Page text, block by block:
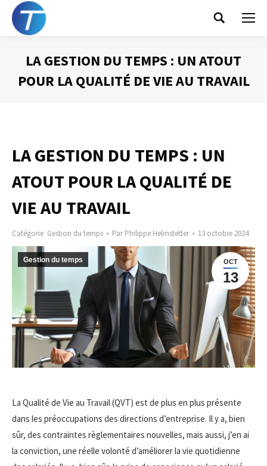
Search:
LA GESTION DU TEMPS : UN ATOUT
POUR LA QUALITÉ DE VIE AU TRAVAIL
LA GESTION DU TEMPS : UN
ATOUT POUR LA QUALITÉ DE
VIE AU TRAVAIL
Catégorie Gestion du temps ParPhilippe Helmstetter 13 octobre 2024
OCT
13
Gestion du temps
La Qualité de Vie au Travail (QVT) est de plus en plus présente
dans les préoccupations des directions d’entreprise. Il y a, bien
sûr, des contraintes règlementaires nouvelles, mais aussi, j’en ai
la conviction, une réelle volonté d’améliorer la vie quotidienne